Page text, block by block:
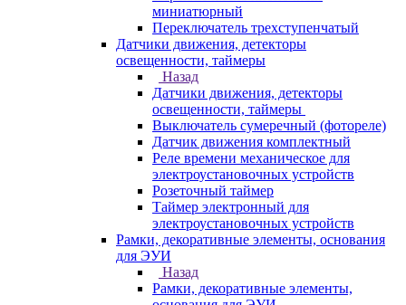
миниатюрный
Переключатель трехступенчатый
Датчики движения, детекторы
освещенности, таймеры
Назад
Датчики движения, детекторы
освещенности, таймеры
Выключатель сумеречный (фотореле)
Датчик движения комплектный
Реле времени механическое для
электроустановочных устройств
Розеточный таймер
Таймер электронный для
электроустановочных устройств
Рамки, декоративные элементы, основания
для ЭУИ
Назад
Рамки, декоративные элементы,